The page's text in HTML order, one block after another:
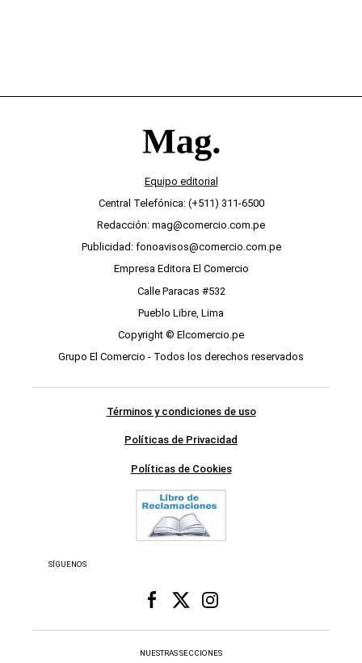
Equipo editorial
Central Telefónica: (+511) 311-6500
Redacción: mag@comercio.com.pe
Publicidad: fonoavisos@comercio.com.pe
Empresa Editora El Comercio
Calle Paracas #532
Pueblo Libre, Lima
Copyright © Elcomercio.pe
Grupo El Comercio - Todos los derechos reservados
Términos y condiciones de uso
Políticas de Privacidad
Políticas de Cookies
SÍGUENOS
NUESTRAS SECCIONES